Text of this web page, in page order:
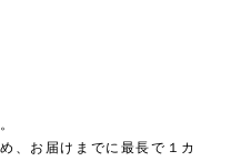
、お届けまでに最長で１カ